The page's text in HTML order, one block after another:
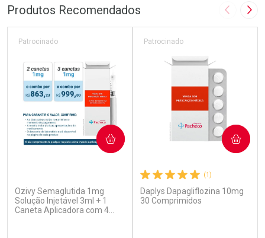
Produtos Recomendados Imagem
Ozivy Semaglutida 1mg
Solução Injetável 3ml + 1
Caneta Aplicadora com 4
Patrocinado
COMPRAR
(1)
Daplys Dapagliflozina 10mg
30 Comprimidos
Patrocinado
COMPRAR